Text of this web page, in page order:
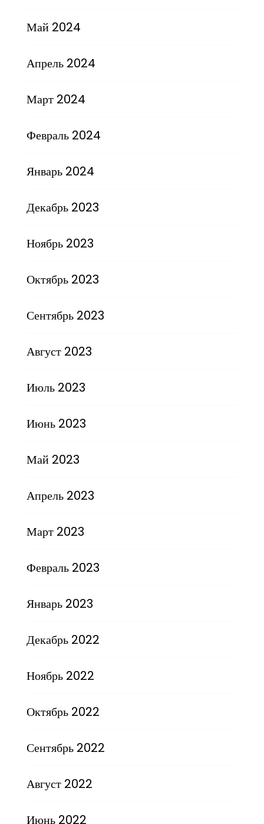
Май 2024
Апрель 2024
Март 2024
Февраль 2024
Январь 2024
Декабрь 2023
Ноябрь 2023
Октябрь 2023
Сентябрь 2023
Август 2023
Июль 2023
Июнь 2023
Май 2023
Апрель 2023
Март 2023
Февраль 2023
Январь 2023
Декабрь 2022
Ноябрь 2022
Октябрь 2022
Сентябрь 2022
Август 2022
Июнь 2022